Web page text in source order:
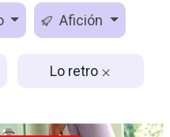
Afición
Lo retro